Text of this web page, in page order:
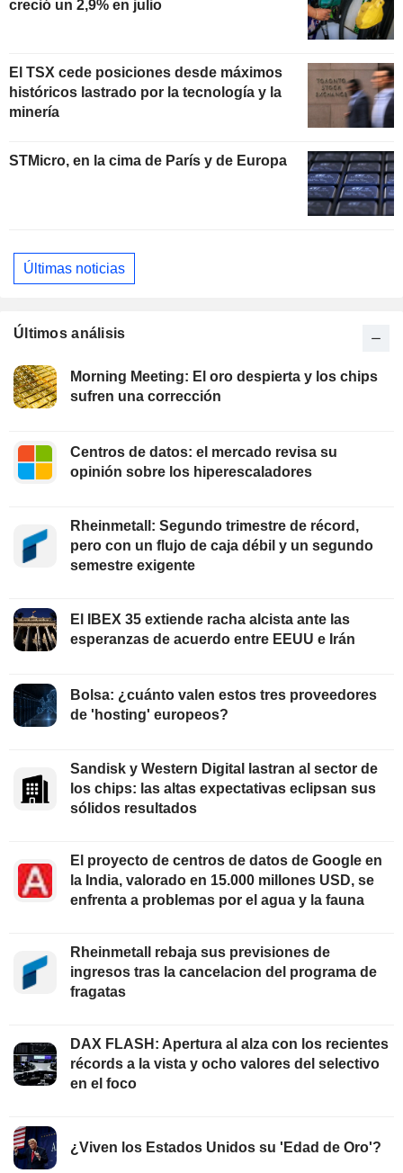
creció un 2,9% en julio
El TSX cede posiciones desde máximos
históricos lastrado por la tecnología y la
minería
STMicro, en la cima de París y de Europa
Últimas noticias
Últimos análisis
Morning Meeting: El oro despierta y los chips
sufren una corrección
Centros de datos: el mercado revisa su
opinión sobre los hiperescaladores
Rheinmetall: Segundo trimestre de récord,
pero con un flujo de caja débil y un segundo
semestre exigente
El IBEX 35 extiende racha alcista ante las
esperanzas de acuerdo entre EEUU e Irán
Bolsa: ¿cuánto valen estos tres proveedores
de 'hosting' europeos?
Sandisk y Western Digital lastran al sector de
los chips: las altas expectativas eclipsan sus
sólidos resultados
El proyecto de centros de datos de Google en
la India, valorado en 15.000 millones USD, se
enfrenta a problemas por el agua y la fauna
Rheinmetall rebaja sus previsiones de
ingresos tras la cancelacion del programa de
fragatas
DAX FLASH: Apertura al alza con los recientes
récords a la vista y ocho valores del selectivo
en el foco
¿Viven los Estados Unidos su 'Edad de Oro'?